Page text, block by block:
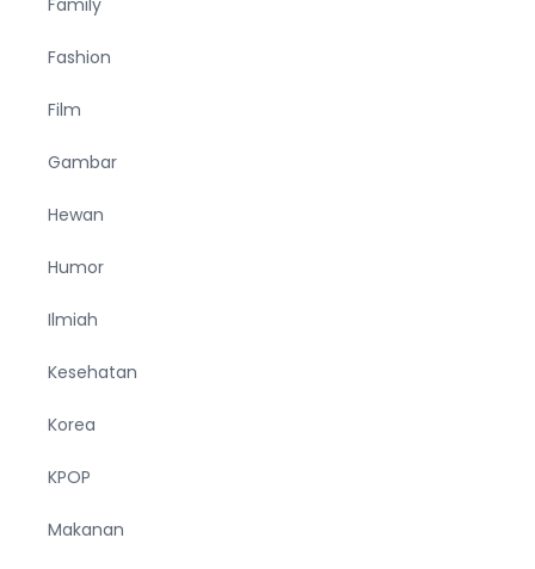
Family
Fashion
Film
Gambar
Hewan
Humor
Ilmiah
Kesehatan
Korea
KPOP
Makanan